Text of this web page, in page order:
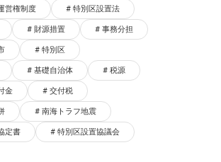
営権制度 特別区設置法
財源措置 事務分担
特別区
基礎自治体 税源
金 交付税
南海トラフ地震
定書 特別区設置協議会